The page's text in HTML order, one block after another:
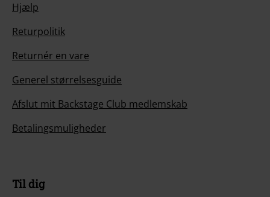
Hjælp
Returpolitik
Returnér en vare
Generel størrelsesguide
Afslut mit Backstage Club medlemskab
Betalingsmuligheder
Til dig